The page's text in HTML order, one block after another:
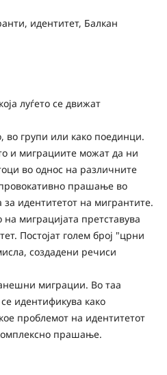
идентитет, Балкан
луѓето се движат
во групи или како поединци.
и миграциите можат да ни
во однос на различните
прашање во
идентитетот на мигрантите.
миграцијата претставува
Постојат голем број "црни
создадени речиси
миграции. Во таа
идентификува како
проблемот на идентитетот
прашање.